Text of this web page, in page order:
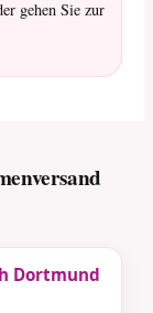
gehen Sie zur
Dortmund